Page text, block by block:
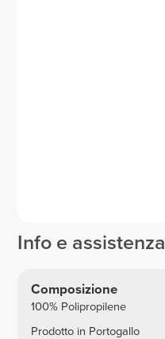
Info e assistenza
Composizione
100% Polipropilene
Prodotto in Portogallo